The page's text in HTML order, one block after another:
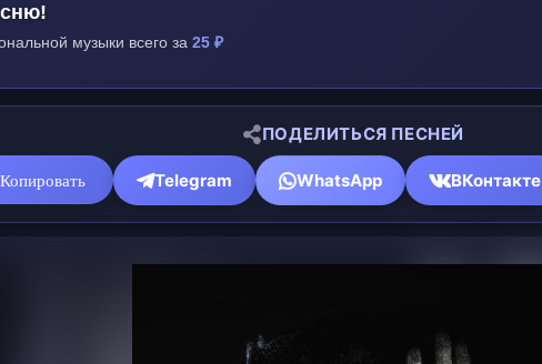
музыки всего за 25 ₽
ПОДЕЛИТЬСЯ ПЕСНЕЙ
Копировать Telegram WhatsApp ВКонтакте